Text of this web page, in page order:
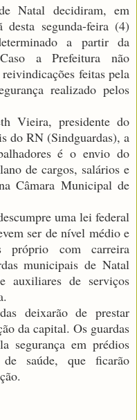
Natal decidiram, em
desta segunda-feira (4)
a partir da
a Prefeitura não
feitas pela
realizado pelos
Vieira, presidente do
do RN (Sindguardas), a
é o envio do
de cargos, salários e
Câmara Municipal de
uma lei federal
ser de nível médio e
próprio com carreira
municipais de Natal
auxiliares de serviços
deixarão de prestar
da capital. Os guardas
segurança em prédios
saúde, que ficarão